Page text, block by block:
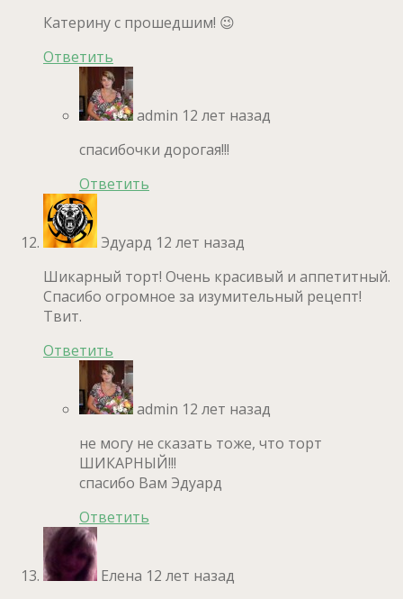
Катерину с прошедшим! 😉
Ответить
admin 12 лет назад
спасибочки дорогая!!!
Ответить
Эдуард 12 лет назад
Шикарный торт! Очень красивый и аппетитный.
Спасибо огромное за изумительный рецепт!
Твит.
Ответить
admin 12 лет назад
не могу не сказать тоже, что торт
ШИКАРНЫЙ!!!
спасибо Вам Эдуард
Ответить
Елена 12 лет назад